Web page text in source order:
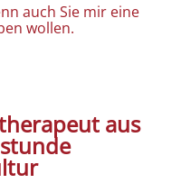
auch Sie mir eine
wollen.
aus